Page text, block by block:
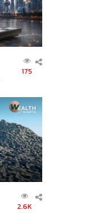
175
2.6K